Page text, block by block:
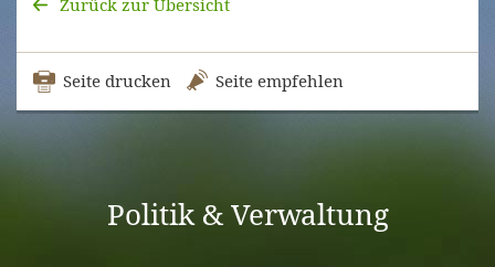
Zurück zur Übersicht
Seite drucken Seite empfehlen
Politik & Verwaltung